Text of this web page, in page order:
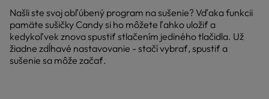
Našli ste svoj obľúbený program na sušenie? Vďaka funkcii
pamäte sušičky Candy si ho môžete ľahko uložiť a
kedykoľvek znova spustiť stlačením jediného tlačidla. Už
žiadne zdĺhavé nastavovanie - stačí vybrať, spustiť a
sušenie sa môže začať.